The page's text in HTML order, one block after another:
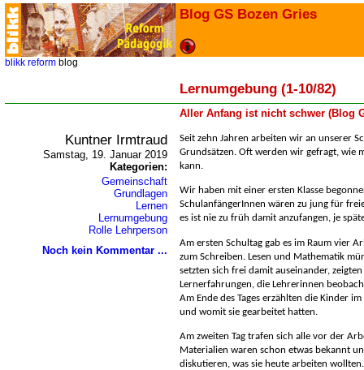
Blog GS Bozen Gries
blikk reform blog
Lernumgebung (1-10/82)
Aller Anfang ist nicht schwer (Blog
Kuntner Irmtraud
Samstag, 19. Januar 2019
Kategorien:
Gemeinschaft
Grundlagen
Lernen
Lernumgebung
Rolle Lehrperson
Noch kein Kommentar ...
Seit zehn Jahren arbeiten wir an unserer
Grundsätzen. Oft werden wir gefragt, wie
kann.
Wir haben mit einer ersten Klasse
SchulanfängerInnen wären zu jung für
es ist nie zu früh damit anzufangen, je
Am ersten Schultag gab es im Raum vier
zum Schreiben. Lesen und Mathematik
setzten sich frei damit auseinander,
Lernerfahrungen, die Lehrerinnen
Am Ende des Tages erzählten die Kinder
und womit sie gearbeitet hatten.
Am zweiten Tag trafen sich alle vor der
Materialien waren schon etwas bekannt
diskutieren, was sie heute arbeiten